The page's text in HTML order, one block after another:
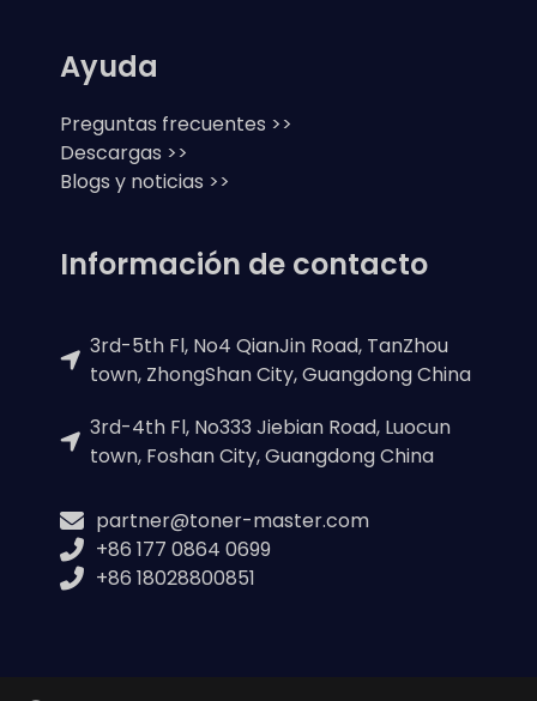
Ayuda
Preguntas frecuentes >>
Descargas >>
Blogs y noticias >>
Información de contacto
3rd-5th Fl, No4 QianJin Road, TanZhou
town, ZhongShan City, Guangdong China
3rd-4th Fl, No333 Jiebian Road, Luocun
town, Foshan City, Guangdong China
partner@toner-master.com
+86 177 0864 0699
+86 18028800851